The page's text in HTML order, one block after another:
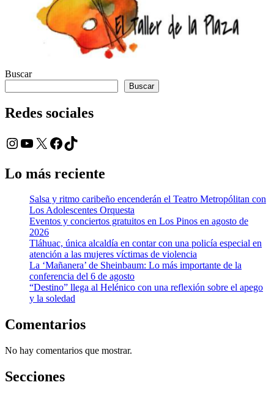
Buscar
Buscar
Redes sociales
Instagram
YouTube
X Facebook
TikTok
Lo más reciente
Salsa y ritmo caribeño encenderán el Teatro Metropólitan con
Los Adolescentes Orquesta
Eventos y conciertos gratuitos en Los Pinos en agosto de
2026
Tláhuac, única alcaldía en contar con una policía especial en
atención a las mujeres víctimas de violencia
La ‘Mañanera’ de Sheinbaum: Lo más importante de la
conferencia del 6 de agosto
“Destino” llega al Helénico con una reflexión sobre el apego
y la soledad
Comentarios
No hay comentarios que mostrar.
Secciones